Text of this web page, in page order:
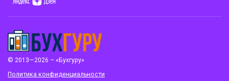
© 2013—2026 – «Бухгуру»
Политика конфиденциальности